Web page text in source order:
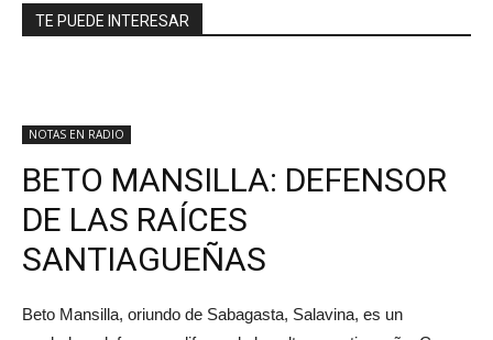
TE PUEDE INTERESAR